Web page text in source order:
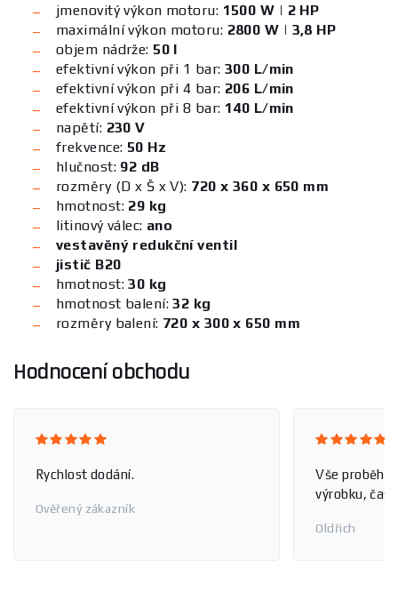
jmenovitý výkon motoru: 1500 W | 2 HP
maximální výkon motoru: 2800 W | 3,8 HP
objem nádrže: 50 l
efektivní výkon při 1 bar: 300 L/min
efektivní výkon při 4 bar: 206 L/min
efektivní výkon při 8 bar: 140 L/min
napětí: 230 V
frekvence: 50 Hz
hlučnost: 92 dB
rozměry (D x Š x V): 720 x 360 x 650 mm
hmotnost: 29 kg
litinový válec: ano
vestavěný redukční ventil
jistič B20
hmotnost:30 kg
hmotnost balení:32 kg
rozměry balení: 720 x 300 x 650 mm
Hodnocení obchodu
Rychlost dodání.
Ověřený zákazník
Vše
výrobku, čas
Oldřich